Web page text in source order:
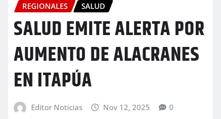
REGIONALES SALUD
SALUD EMITE ALERTA POR
AUMENTO DE ALACRANES
EN ITAPÚA
Editor Noticias Nov 12, 2025 0